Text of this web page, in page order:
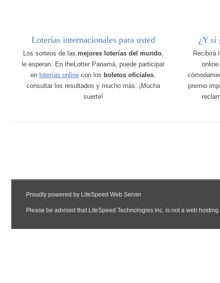
Loterías internacionales para usted
Los sorteos de las mejores loterías del mundo,
le esperan. En theLotter Panamá, puede participar
en loterías online con los boletos oficiales,
consultar los resultados y mucho más. ¡Mucha
suerte!
¿Y si
Recibirá
premio